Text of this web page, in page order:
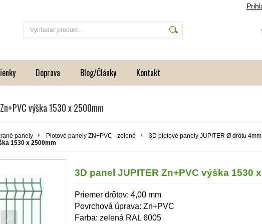
Doprava Blog/Články Kontakt
výška 1530 x 2500mm
panely Plotové panely ZN+PVC - zelené 3D plotové panely JUPITER Ø drôtu
1530 x 2500mm
3D panel JUPITER Zn+PVC výška 1530
Priemer drôtov: 4,00 mm
Povrchová úprava: Zn+PVC
Farba: zelená RAL 6005